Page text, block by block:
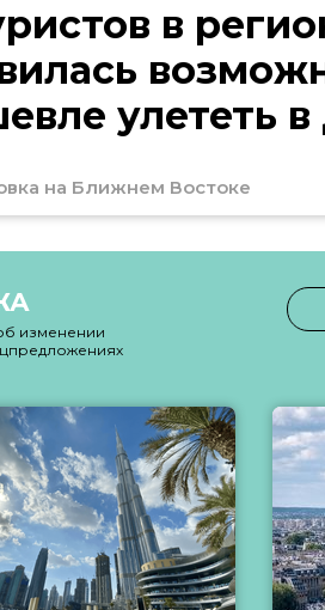
в
улететь
на Ближнем Востоке
изменении